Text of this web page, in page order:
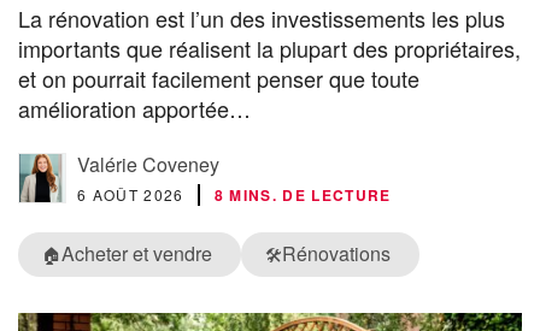
La rénovation est l’un des investissements les plus
importants que réalisent la plupart des propriétaires,
et on pourrait facilement penser que toute
amélioration apportée…
Valérie Coveney
6 AOÛT 2026 8 MINS. DE LECTURE
🏠Acheter et vendre 🛠️Rénovations